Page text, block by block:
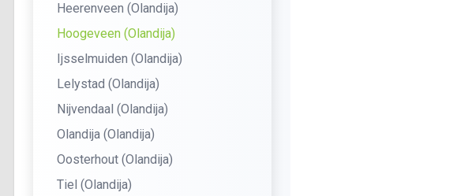
Heerenveen (Olandija)
Hoogeveen (Olandija)
Ijsselmuiden (Olandija)
Lelystad (Olandija)
Nijvendaal (Olandija)
Olandija (Olandija)
Oosterhout (Olandija)
Tiel (Olandija)